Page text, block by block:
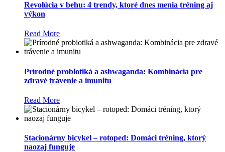
Revolúcia v behu: 4 trendy, ktoré dnes menia tréning aj
výkon
Read More
Prírodné probiotiká a ashwaganda: Kombinácia pre
zdravé trávenie a imunitu
Read More
Stacionárny bicykel – rotoped: Domáci tréning, ktorý
naozaj funguje